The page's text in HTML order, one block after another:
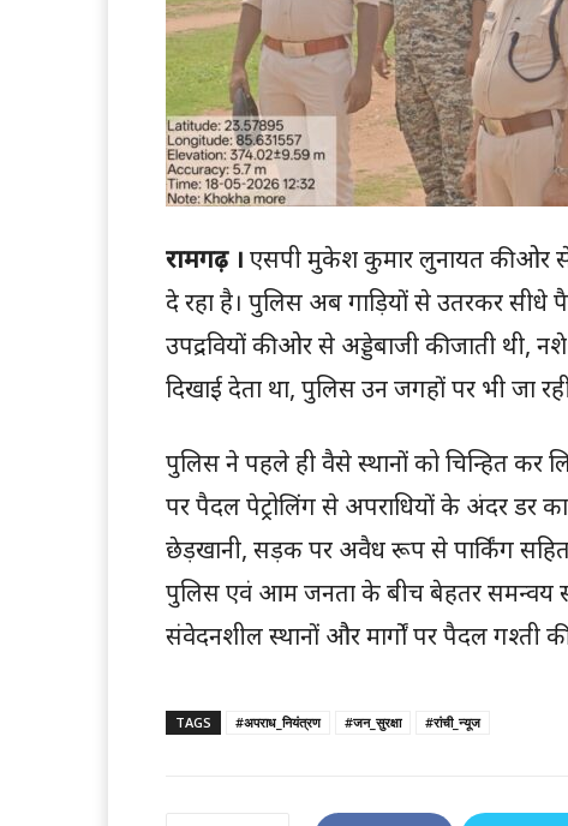
रामगढ़ । एसपी मुकेश कुमार लुनायत की ओर
दे रहा है। पुलिस अब गाड़ियों से उतरकर सीधे
उपद्रवियों की ओर से अड्डेबाजी की जाती थी,
दिखाई देता था, पुलिस उन जगहों पर भी जा
पुलिस ने पहले ही वैसे स्थानों को चिन्हित कर
पर पैदल पेट्रोलिंग से अपराधियों के अंदर डर
छेड़खानी, सड़क पर अवैध रूप से पार्किंग
पुलिस एवं आम जनता के बीच बेहतर समन्वय
संवेदनशील स्थानों और मार्गों पर पैदल गश्ती
TAGS #अपराध_नियंत्रण #जन_सुरक्षा #रांची_न्यूज